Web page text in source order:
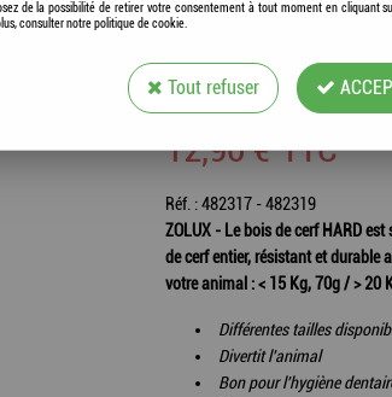
ZOLUX - BOIS
Soyez le premier à donner votre
12,90 €TTC
Réf. :482317 - 482319
ZOLUX - Le bois de cerf HARD
de cerf entier, résistant et
votre animal : < 15 Kg, 70g / > 20
Différentes tailles
Divertit l'animal
Bon pour l'hygiène
de la possibilité de retirer votre consentement à tout moment en cliquant
consulter notre politique de cookie.
Tout refuser